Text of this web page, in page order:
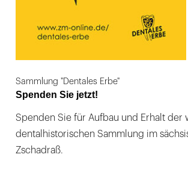
Sammlung "Dentales Erbe"
Spenden Sie jetzt!
Spenden Sie für Aufbau und Erhalt der
dentalhistorischen Sammlung im
Zschadraß.